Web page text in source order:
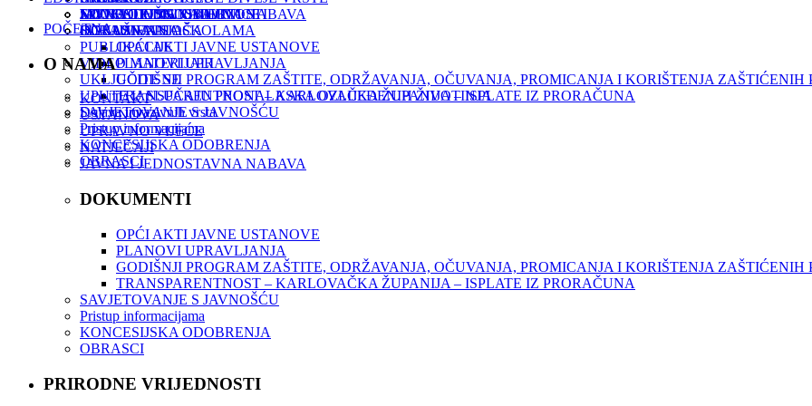
JAVNA I JEDNOSTAVNA NABAVA
DOKUMENTI
OPĆI AKTI JAVNE USTANOVE
PLANOVI UPRAVLJANJA
GODIŠNJI PROGRAM ZAŠTITE, ODRŽAVANJA, OČUVANJA, PROMICANJA I KORIŠTENJA ZAŠTIĆENIH
TRANSPARENTNOST – KARLOVAČKA ŽUPANIJA – ISPLATE IZ PRORAČUNA
SAVJETOVANJE S JAVNOŠĆU
Pristup informacijama
KONCESIJSKA ODOBRENJA
OBRASCI
SPELEOLOŠKI OBJEKTI
MONITORING
ISTRAŽIVANJA
NOVOSTI I ZANIMLJIVOSTI
OGLASNA PLOČA
PUBLIKACIJE
VIDEO MATERIJALI
UKLJUČITE SE
UPUTE U SLUČAJU PRONALASKA OZLIJEĐENIH ŽIVOTINJA
Dojava invazivnih vrsta
EDUKATIVNE RADIONICE
SURADNJA SA ŠKOLAMA
POČETNA
O NAMA
KONTAKT
USTANOVA
UPRAVNO VIJEĆE
NATJEČAJI
JAVNA I JEDNOSTAVNA NABAVA
DOKUMENTI
OPĆI AKTI JAVNE USTANOVE
PLANOVI UPRAVLJANJA
GODIŠNJI PROGRAM ZAŠTITE, ODRŽAVANJA, OČUVANJA, PROMICANJA I KORIŠTENJA ZAŠTIĆENIH
TRANSPARENTNOST – KARLOVAČKA ŽUPANIJA – ISPLATE IZ PRORAČUNA
SAVJETOVANJE S JAVNOŠĆU
Pristup informacijama
KONCESIJSKA ODOBRENJA
OBRASCI
PRIRODNE VRIJEDNOSTI